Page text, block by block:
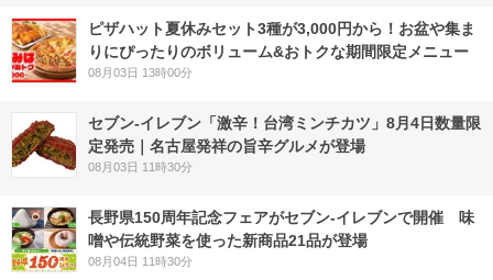
ピザハット夏休みセット3種が3,000円から！お盆や集ま
りにぴったりのボリューム&おトクな期間限定メニュー
08月03日 13時00分
セブン-イレブン「激辛！台湾ミンチカツ」8月4日数量限
定発売｜名古屋発祥の旨辛グルメが登場
08月03日 11時30分
長野県150周年記念フェアがセブン-イレブンで開催 味
噌や伝統野菜を使った新商品21品が登場
08月04日 11時30分